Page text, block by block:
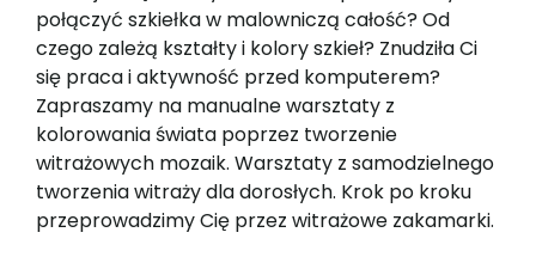
połączyć szkiełka w malowniczą całość? Od
czego zależą kształty i kolory szkieł? Znudziła Ci
się praca i aktywność przed komputerem?
Zapraszamy na manualne warsztaty z
kolorowania świata poprzez tworzenie
witrażowych mozaik. Warsztaty z samodzielnego
tworzenia witraży dla dorosłych. Krok po kroku
przeprowadzimy Cię przez witrażowe zakamarki.